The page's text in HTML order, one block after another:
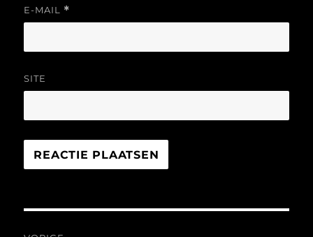
E-MAIL *
SITE